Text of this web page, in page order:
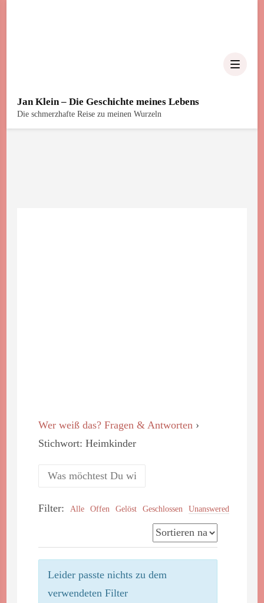
Jan Klein – Die Geschichte meines Lebens
Die schmerzhafte Reise zu meinen Wurzeln
Wer weiß das? Fragen & Antworten ›
Stichwort: Heimkinder
Filter: Alle Offen Gelöst Geschlossen Unanswered
Leider passte nichts zu dem
verwendeten Filter